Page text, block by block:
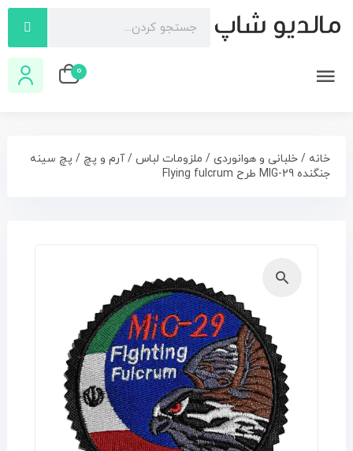
0
خانه / خلبانی و هوانوردی/ ملزومات لباس/آرم و پچ / پچ سینه
جنگنده MIG-29 طرح Flying fulcrum